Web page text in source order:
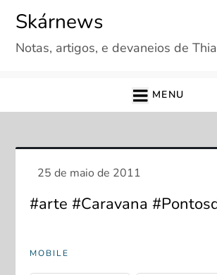
content
Skárnews
Notas, artigos, e devaneios de
MENU
#arte #Caravana
MOBILE